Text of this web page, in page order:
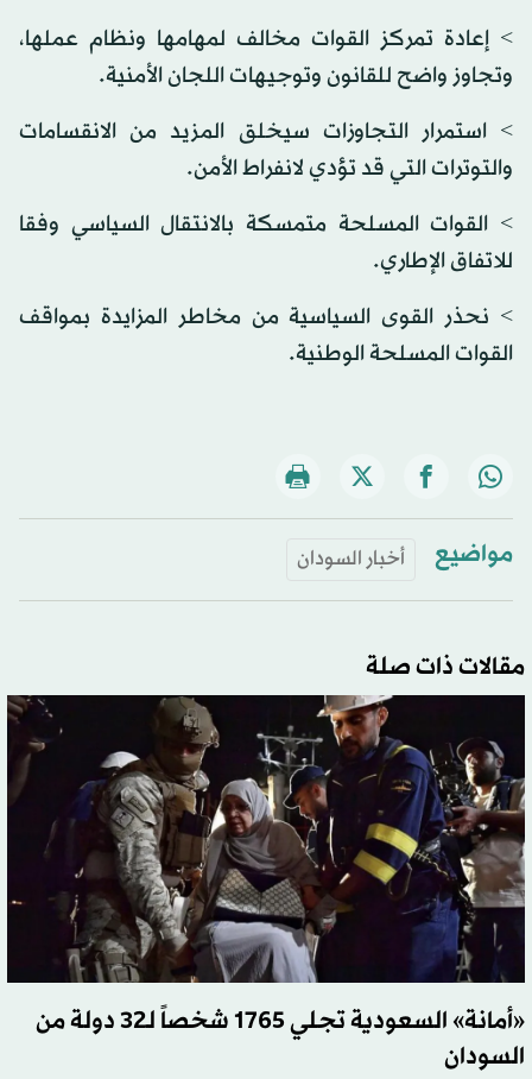
> إعادة تمركز القوات مخالف لمهامها ونظام عملها،
وتجاوز واضح للقانون وتوجيهات اللجان الأمنية.
> استمرار التجاوزات سيخلق المزيد من الانقسامات
والتوترات التي قد تؤدي لانفراط الأمن.
> القوات المسلحة متمسكة بالانتقال السياسي وفقا
للاتفاق الإطاري.
> نحذر القوى السياسية من مخاطر المزايدة بمواقف
القوات المسلحة الوطنية.
مواضيع أخبار السودان
مقالات ذات صلة
«أمانة» السعودية تجلي 1765 شخصاً لـ32 دولة من
السودان